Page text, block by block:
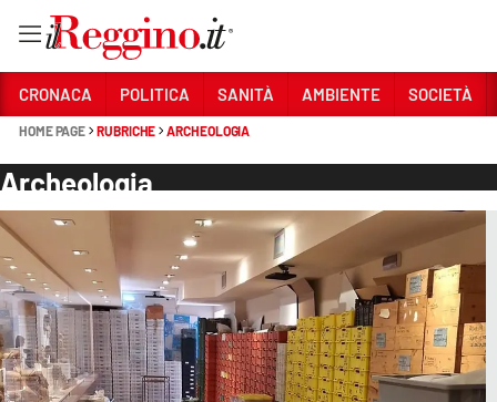
CRONACA
SANITÀ
AMBIENTE
SOCIETÀ
CRONACA POLITICA SANITÀ AMBIENTE SOCIETÀ
HOME PAGE RUBRICHE ARCHEOLOGIA
Archeologia